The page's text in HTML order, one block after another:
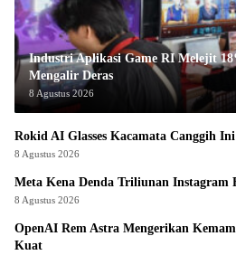
Industri Aplikasi Game RI Melejit
Mengalir Deras
8 Agustus 2026
Rokid AI Glasses Kacamata Canggih
8 Agustus 2026
Meta Kena Denda Triliunan Instagram
8 Agustus 2026
OpenAI Rem Astra Mengerikan
Kuat